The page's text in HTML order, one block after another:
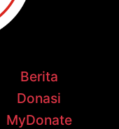
Berita
Donasi
MyDonate